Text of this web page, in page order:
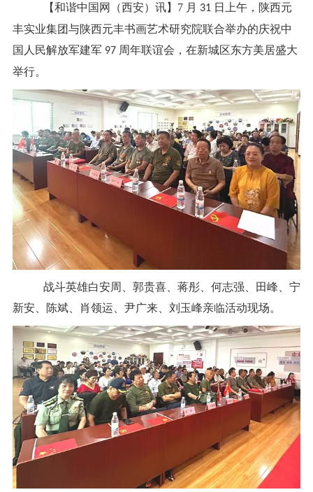
【和谐中国网（西安）讯】7 月 31 日上午，陕西元
丰实业集团与陕西元丰书画艺术研究院联合举办的庆祝中
国人民解放军建军 97 周年联谊会，在新城区东方美居盛大
举行。
战斗英雄白安周、郭贵喜、蒋彤、何志强、田峰、宁
新安、陈斌、肖领运、尹广来、刘玉峰亲临活动现场。